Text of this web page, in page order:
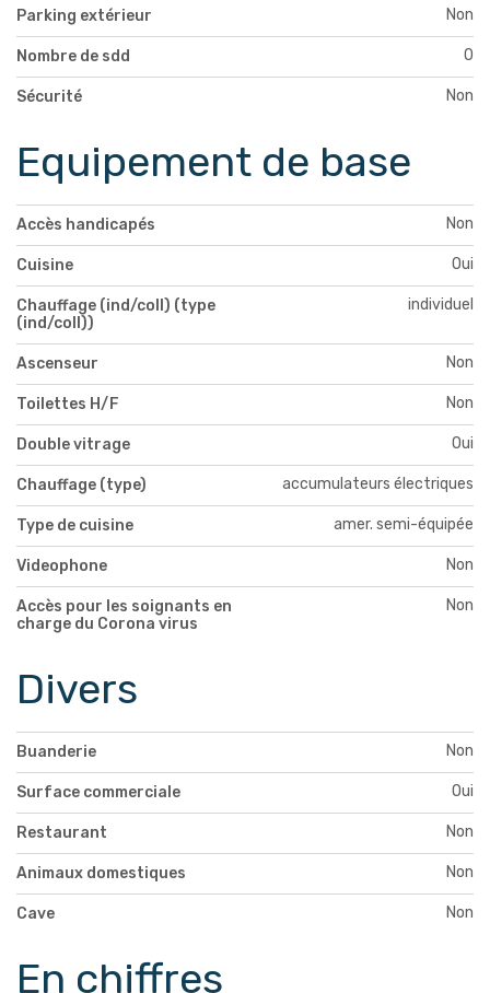
Parking extérieur Non
Nombre de sdd 0
Sécurité Non
Equipement de base
Accès handicapés Non
Cuisine Oui
Chauffage (ind/coll) (type
(ind/coll))
individuel
Ascenseur Non
Toilettes H/F Non
Double vitrage Oui
Chauffage (type) accumulateurs électriques
Type de cuisine amer. semi-équipée
Videophone Non
Accès pour les soignants en
charge du Corona virus
Non
Divers
Buanderie Non
Surface commerciale Oui
Restaurant Non
Animaux domestiques Non
Cave Non
En chiffres